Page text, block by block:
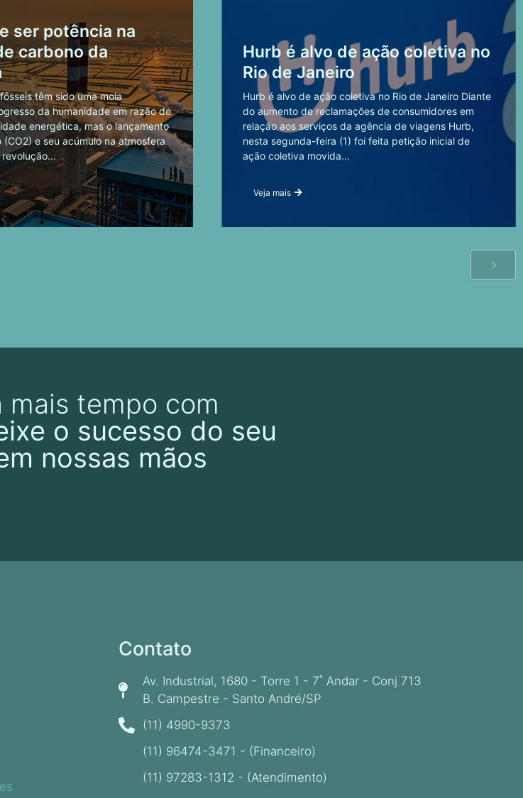
ser potência na
carbono da
têm sido uma mola
da humanidade em razão de
energética, mas o lançamento
e seu acúmulo na atmosfera
Hurb é alvo de ação coletiva no
Rio de Janeiro
Hurb é alvo de ação coletiva no Rio de Janeiro Diante
do aumento de reclamações de consumidores em
relação aos serviços da agência de viagens Hurb,
nesta segunda-feira (1) foi feita petição inicial de
ação coletiva movida...
Veja mais
mais tempo com
o sucesso do seu
nossas mãos
Contato
Av. Industrial, 1680 - Torre 1 - 7˚ Andar - Conj 713
B. Campestre - Santo André/SP
(11) 4990-9373
(11) 96474-3471 - (Financeiro)
(11) 97283-1312 - (Atendimento)